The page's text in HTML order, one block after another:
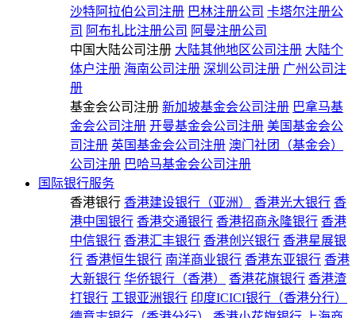
沙特阿拉伯公司注册 巴林注册公司 卡塔尔注册公
司 阿布扎比注册公司 阿曼注册公司
中国大陆公司注册 大陆其他地区公司注册 大陆个
体户注册 海南公司注册 深圳公司注册 广州公司注
册
基金会公司注册 新加坡基金会公司注册 巴拿马基
金会公司注册 开曼基金会公司注册 美国基金会公
司注册 英国基金会公司注册 澳门社团（基金会）
公司注册 巴哈马基金会公司注册
国际银行服务
香港银行 香港建设银行（亚洲） 香港光大银行 香
港中国银行 香港交通银行 香港招商永隆银行 香港
中信银行 香港汇丰银行 香港创兴银行 香港星展银
行 香港恒生银行 南洋商业银行 香港东亚银行 香港
大新银行 华侨银行（香港） 香港花旗银行 香港渣
打银行 工银亚洲银行 印度ICICI银行（香港分行）